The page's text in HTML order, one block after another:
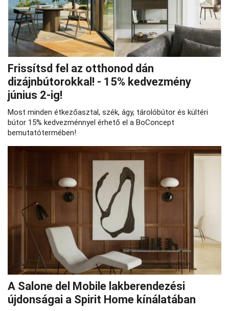
Frissítsd fel az otthonod dán
dizájnbútorokkal! - 15% kedvezmény
június 2-ig!
Most minden étkezőasztal, szék, ágy, tárolóbútor és kültéri
bútor 15% kedvezménnyel érhető el a BoConcept
bemutatótermében!
A Salone del Mobile lakberendezési
újdonságai a Spirit Home kínálatában